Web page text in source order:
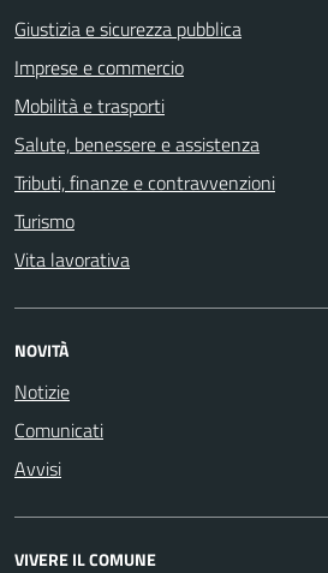
Giustizia e sicurezza pubblica
Imprese e commercio
Mobilità e trasporti
Salute, benessere e assistenza
Tributi, finanze e contravvenzioni
Turismo
Vita lavorativa
NOVITÀ
Notizie
Comunicati
Avvisi
VIVERE IL COMUNE